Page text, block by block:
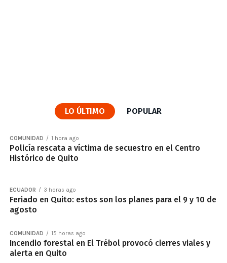
LO ÚLTIMO POPULAR
COMUNIDAD 1 hora ago
Policía rescata a víctima de secuestro en el Centro
Histórico de Quito
ECUADOR 3 horas ago
Feriado en Quito: estos son los planes para el 9 y 10 de
agosto
COMUNIDAD 15 horas ago
Incendio forestal en El Trébol provocó cierres viales y
alerta en Quito